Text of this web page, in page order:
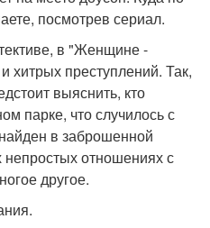
посмотрев сериал.
в "Женщине -
хитрых преступлений. Так,
выяснить, кто
парке, что случилось с
в заброшенной
непростых отношениях с
другое.